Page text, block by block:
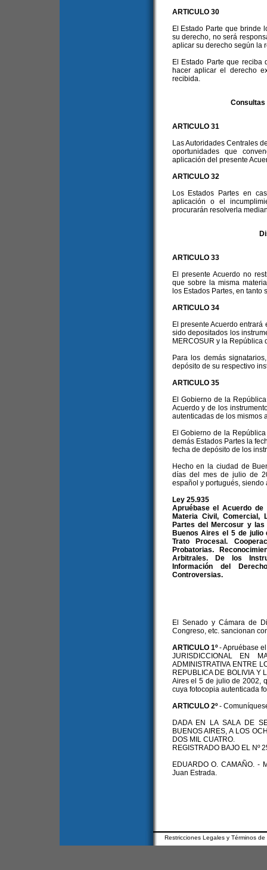
ARTICULO 30
El Estado Parte que brinde
su derecho, no será
aplicar su derecho según la
El Estado Parte que
hacer aplicar el derecho
recibida.
Consultas
ARTICULO 31
Las Autoridades Centrales
oportunidades que
aplicación del presente
ARTICULO 32
Los Estados Partes en
aplicación o el
procurarán resolverla
ARTICULO 33
El presente Acuerdo no
que sobre la misma
los Estados Partes, en
ARTICULO 34
El presente Acuerdo
sido depositados los
MERCOSUR y la
Para los demás
depósito de su respectivo
ARTICULO 35
El Gobierno de la
Acuerdo y de los
autenticadas de los mismos
El Gobierno de la
demás Estados Partes la
fecha de depósito de los
Hecho en la ciudad de
días del mes de julio de
español y portugués, siendo
Ley 25.935
Apruébase el Acuerdo
Materia Civil, Comercial,
Partes del Mercosur y
Buenos Aires el 5 de julio
Trato Procesal.
Probatorias.
Arbitrales. De los
Información del
Controversias.
El Senado y Cámara de
Congreso, etc. sancionan
ARTICULO 1º- Apruébase el
JURISDICCIONAL EN
ADMINISTRATIVA ENTRE
REPUBLICA DE BOLIVIA Y
Aires el 5 de julio de 2002,
cuya fotocopia autenticada
ARTICULO 2º-
DADA EN LA SALA DE
BUENOS AIRES, A LOS
DOS MIL CUATRO.
REGISTRADO BAJO EL Nº
EDUARDO O. CAMAÑO. -
Juan Estrada.
Restricciones Legales y Términos de